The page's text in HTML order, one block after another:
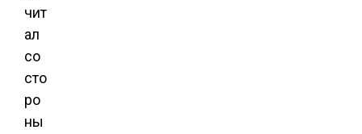
чит
ал
со
сто
ро
ны